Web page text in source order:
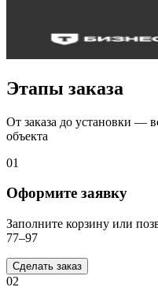
Этапы заказа
От заказа до установки —
объекта
01
Оформите заявку
Заполните корзину или
77–97
Сделать заказ
02